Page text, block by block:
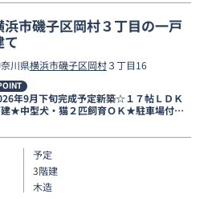
浜市磯子区岡村３丁目の一戸
て
川県横浜市磯子区岡村３丁目16
年9月下旬完成予定新築☆１７帖ＬＤＫ
★中型犬・猫２匹飼育ＯＫ★駐車場付無
予定
3階建
木造